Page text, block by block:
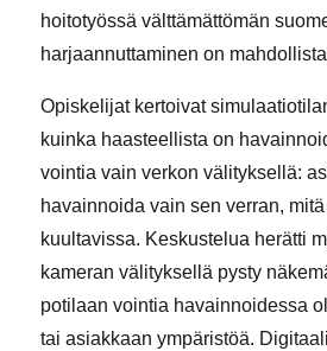
hoitotyössä välttämättömän
harjaannuttaminen on
Opiskelijat kertoivat
kuinka haasteellista on
vointia vain verkon välityksellä:
havainnoida vain sen verran,
kuultavissa. Keskustelua herätti
kameran välityksellä pysty
potilaan vointia havainnoidessa
tai asiakkaan ympäristöä.